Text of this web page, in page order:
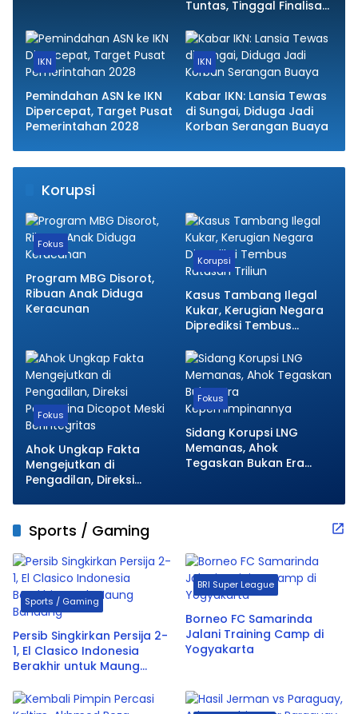
Tuntas, Tinggal Finalisasi
IKN
Pemindahan ASN ke IKN
Dipercepat, Target Pusat
Pemerintahan 2028
IKN
Kabar IKN: Lansia Tewas
di Sungai, Diduga Jadi
Korban Serangan Buaya
Korupsi
Fokus
Program MBG Disorot,
Ribuan Anak Diduga
Keracunan
Korupsi
Kasus Tambang Ilegal
Kukar, Kerugian Negara
Diprediksi Tembus
Fokus
Ahok Ungkap Fakta
Mengejutkan di
Pengadilan, Direksi
Berintegritas
Fokus
Sidang Korupsi LNG
Memanas, Ahok
Tegaskan Bukan Era
Sports / Gaming
Sports / Gaming
Persib Singkirkan Persija 2-
1, El Clasico Indonesia
Berakhir untuk Maung
BRI Super League
Borneo FC Samarinda
Jalani Training Camp di
Yogyakarta